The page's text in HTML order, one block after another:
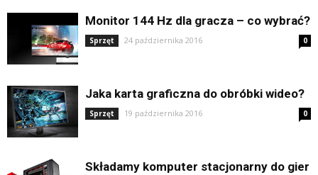
Monitor 144 Hz dla gracza – co wybrać?
Sprzęt 24 października 2016 0
Jaka karta graficzna do obróbki wideo?
Sprzęt 19 października 2016 0
Składamy komputer stacjonarny do gier